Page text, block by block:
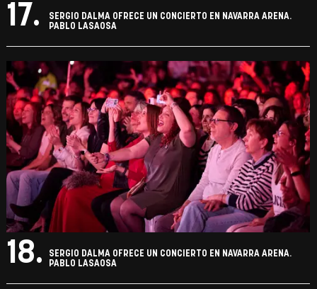
17.
SERGIO DALMA OFRECE UN CONCIERTO EN NAVARRA ARENA.
PABLO LASAOSA
18.
SERGIO DALMA OFRECE UN CONCIERTO EN NAVARRA ARENA.
PABLO LASAOSA